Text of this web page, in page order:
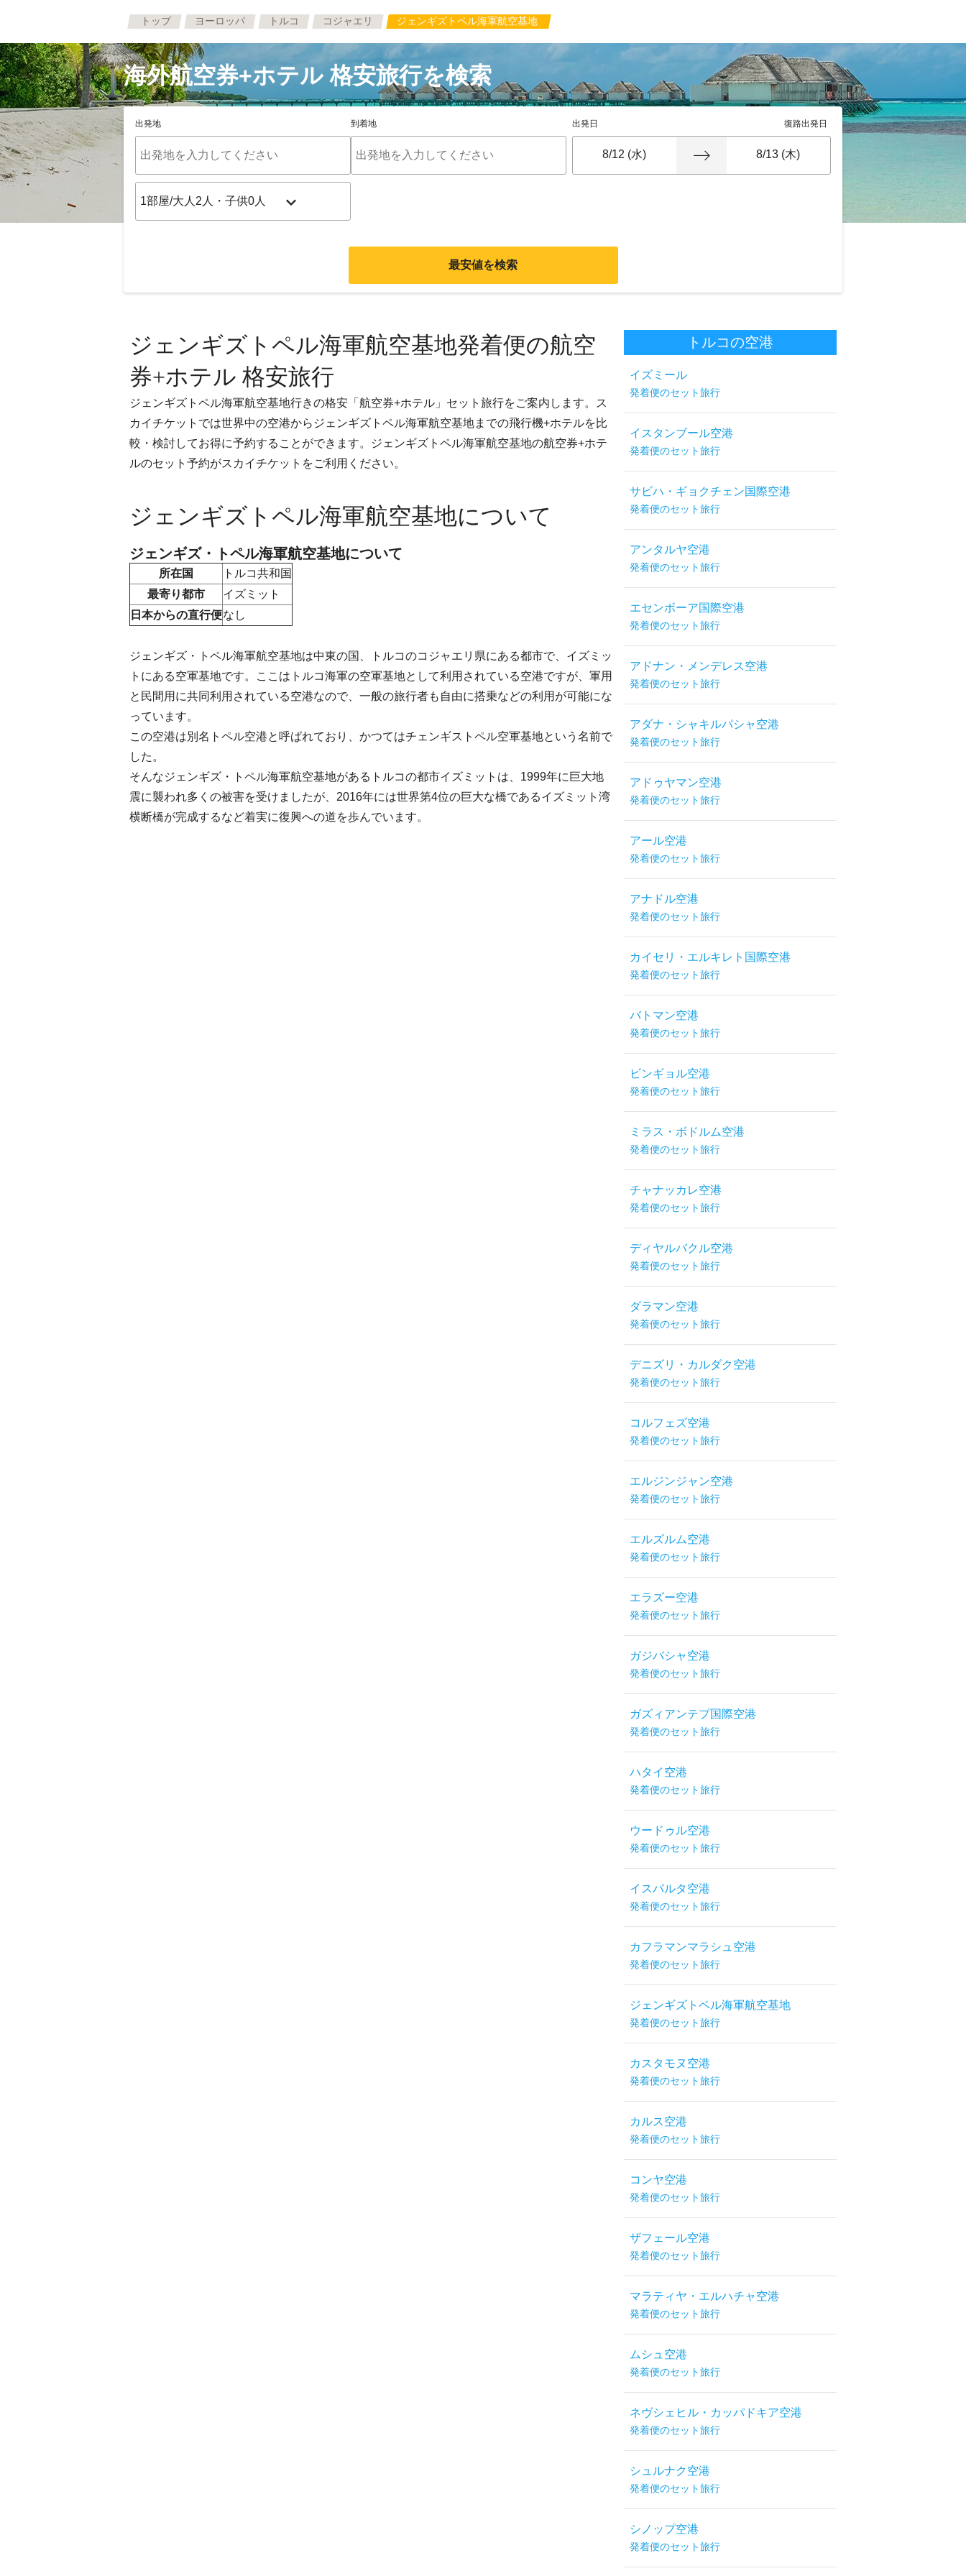
トップ ヨーロッパ トルコ コジャエリ ジェンギズトペル海軍航空基地
海外航空券+ホテル 格安旅行を検索
出発地 到着地 出発日 復路出発日
最安値を検索
ジェンギズトペル海軍航空基地発着便の航空
券+ホテル 格安旅行
ジェンギズトペル海軍航空基地行きの格安「航空券+ホテル」セット旅行をご案内します。ス
カイチケットでは世界中の空港からジェンギズトペル海軍航空基地までの飛行機+ホテルを比
較・検討してお得に予約することができます。ジェンギズトペル海軍航空基地の航空券+ホテ
ルのセット予約がスカイチケットをご利用ください。
ジェンギズトペル海軍航空基地について
ジェンギズ・トペル海軍航空基地について
所在国
トルコ共和国
最寄り都市
イズミット
日本からの直行便なし
ジェンギズ・トペル海軍航空基地は中東の国、トルコのコジャエリ県にある都市で、イズミッ
トにある空軍基地です。ここはトルコ海軍の空軍基地として利用されている空港ですが、軍用
と民間用に共同利用されている空港なので、一般の旅行者も自由に搭乗などの利用が可能にな
っています。
この空港は別名トペル空港と呼ばれており、かつてはチェンギストペル空軍基地という名前で
した。
そんなジェンギズ・トペル海軍航空基地があるトルコの都市イズミットは、1999年に巨大地
震に襲われ多くの被害を受けましたが、2016年には世界第4位の巨大な橋であるイズミット湾
横断橋が完成するなど着実に復興への道を歩んでいます。
トルコの空港
イズミール
発着便のセット旅行
イスタンブール空港
発着便のセット旅行
サビハ・ギョクチェン国際空港
発着便のセット旅行
アンタルヤ空港
発着便のセット旅行
エセンボーア国際空港
発着便のセット旅行
アドナン・メンデレス空港
発着便のセット旅行
アダナ・シャキルパシャ空港
発着便のセット旅行
アドゥヤマン空港
発着便のセット旅行
アール空港
発着便のセット旅行
アナドル空港
発着便のセット旅行
カイセリ・エルキレト国際空港
発着便のセット旅行
バトマン空港
発着便のセット旅行
ビンギョル空港
発着便のセット旅行
ミラス・ボドルム空港
発着便のセット旅行
チャナッカレ空港
発着便のセット旅行
ディヤルバクル空港
発着便のセット旅行
ダラマン空港
発着便のセット旅行
デニズリ・カルダク空港
発着便のセット旅行
コルフェズ空港
発着便のセット旅行
エルジンジャン空港
発着便のセット旅行
エルズルム空港
発着便のセット旅行
エラズー空港
発着便のセット旅行
ガジバシャ空港
発着便のセット旅行
ガズィアンテプ国際空港
発着便のセット旅行
ハタイ空港
発着便のセット旅行
ウードゥル空港
発着便のセット旅行
イスパルタ空港
発着便のセット旅行
カフラマンマラシュ空港
発着便のセット旅行
ジェンギズトペル海軍航空基地
発着便のセット旅行
カスタモヌ空港
発着便のセット旅行
カルス空港
発着便のセット旅行
コンヤ空港
発着便のセット旅行
ザフェール空港
発着便のセット旅行
マラティヤ・エルハチャ空港
発着便のセット旅行
ムシュ空港
発着便のセット旅行
ネヴシェヒル・カッパドキア空港
発着便のセット旅行
シュルナク空港
発着便のセット旅行
シノップ空港
発着便のセット旅行